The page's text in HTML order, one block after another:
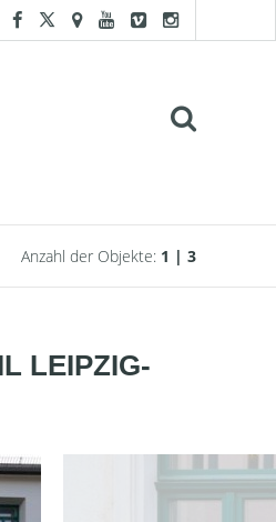
Anzahl der Objekte: 1 | 3
LEIPZIG-